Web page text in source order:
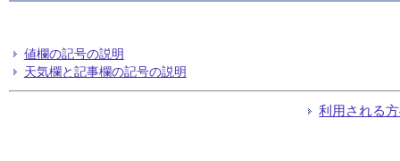
値欄の記号の説明
天気欄と記事欄の記号の説明
利用される